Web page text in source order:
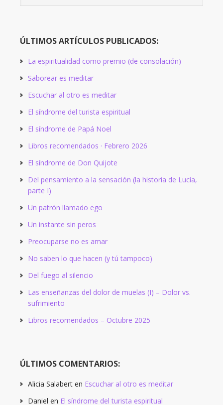
meses:
ÚLTIMOS ARTÍCULOS PUBLICADOS:
La espiritualidad como premio (de consolación)
Saborear es meditar
Escuchar al otro es meditar
El síndrome del turista espiritual
El síndrome de Papá Noel
Libros recomendados · Febrero 2026
El síndrome de Don Quijote
Del pensamiento a la sensación (la historia de Lucía,
parte I)
Un patrón llamado ego
Un instante sin peros
Preocuparse no es amar
No saben lo que hacen (y tú tampoco)
Del fuego al silencio
Las enseñanzas del dolor de muelas (I) – Dolor vs.
sufrimiento
Libros recomendados – Octubre 2025
ÚLTIMOS COMENTARIOS:
Alicia Salabert en Escuchar al otro es meditar
Daniel en El síndrome del turista espiritual